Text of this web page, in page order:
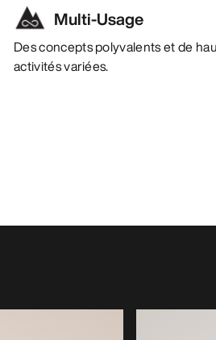
Multi-Usage
Des concepts polyvalents et de
activités variées.